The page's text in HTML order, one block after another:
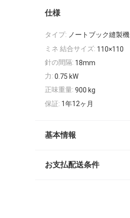
仕様
タイプ: ノートブック縫製機
ミネ 結合サイズ: 110×110
針の間隔: 18mm
力: 0.75 kW
正味重量: 900 kg
保証: 1年12ヶ月
基本情報
お支払配送条件